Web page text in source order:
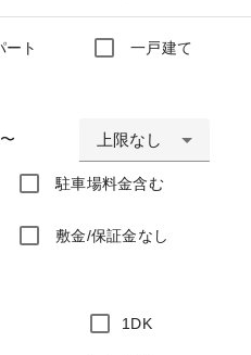
ート 一戸建て
〜 上限なし
駐車場料金含む
敷金/保証金なし
1DK